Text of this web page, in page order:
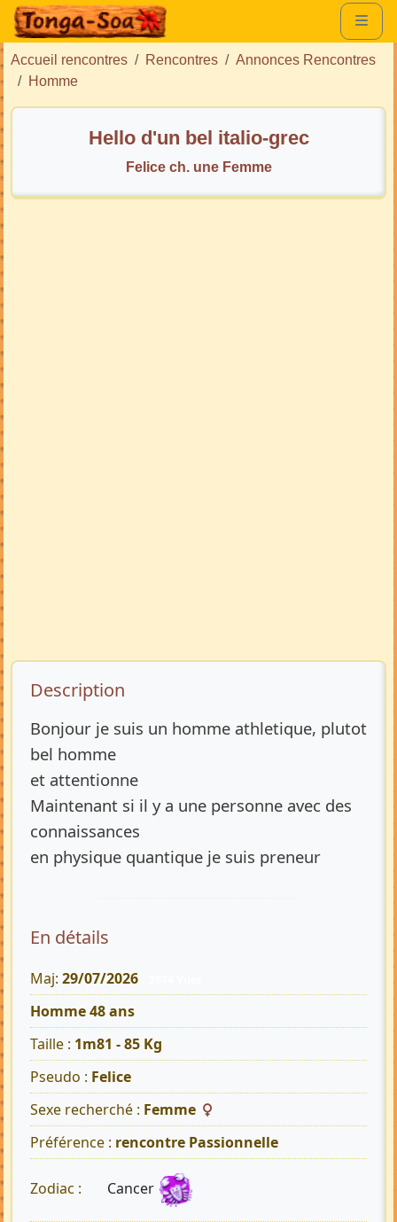
Accueil rencontres Rencontres
Annonces Rencontres
Homme
Hello d'un bel italio-grec
Felice ch. une Femme
Description de l’annonce
Description
Bonjour je suis un homme athletique, plutot
bel homme
et attentionne
Maintenant si il y a une personne avec des
connaissances
en physique quantique je suis preneur
En détails
Maj: 29/07/2026
Homme 48 ans
Taille : 1m81 - 85 Kg
Pseudo : Felice
Sexe recherché : Femme
Préférence : rencontre Passionnelle
Zodiac : Cancer